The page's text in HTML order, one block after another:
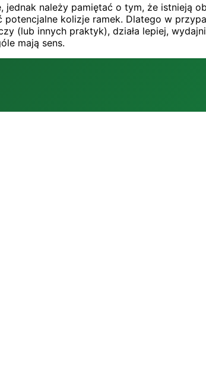
należy pamiętać o tym, że istnieją
kolizje ramek. Dlatego w
(lub innych praktyk), działa lepiej,
mają sens.